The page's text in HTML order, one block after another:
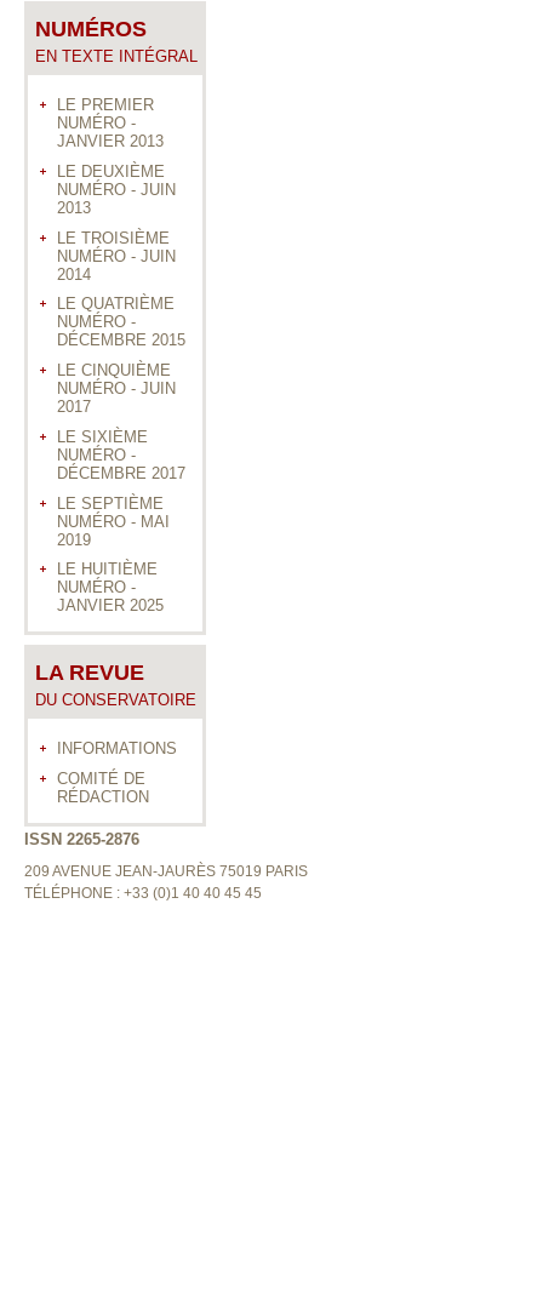
NUMÉROS
EN TEXTE INTÉGRAL
LE PREMIER
NUMÉRO -
JANVIER 2013
LE DEUXIÈME
NUMÉRO - JUIN
2013
LE TROISIÈME
NUMÉRO - JUIN
2014
LE QUATRIÈME
NUMÉRO -
DÉCEMBRE 2015
LE CINQUIÈME
NUMÉRO - JUIN
2017
LE SIXIÈME
NUMÉRO -
DÉCEMBRE 2017
LE SEPTIÈME
NUMÉRO - MAI
2019
LE HUITIÈME
NUMÉRO -
JANVIER 2025
LA REVUE
DU CONSERVATOIRE
INFORMATIONS
COMITÉ DE
RÉDACTION
ISSN 2265-2876
209 AVENUE JEAN-JAURÈS 75019 PARIS
TÉLÉPHONE : +33 (0)1 40 40 45 45